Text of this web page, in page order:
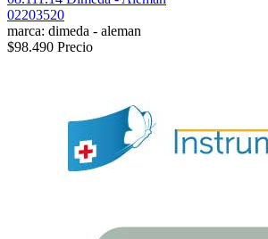
02203520
marca: dimeda - aleman
$98.490 Precio